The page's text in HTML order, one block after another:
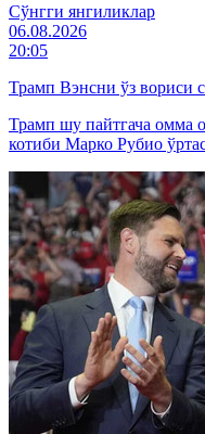
Cўнгги янгиликлар
06.08.2026
20:05
Трамп Вэнсни ўз вориси
Трамп шу пайтгача омма
котиби Марко Рубио